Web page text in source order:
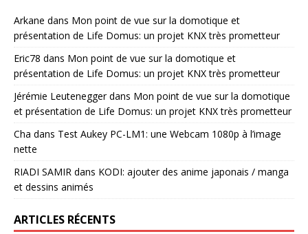
Arkane dans Mon point de vue sur la domotique et
présentation de Life Domus: un projet KNX très prometteur
Eric78 dans Mon point de vue sur la domotique et
présentation de Life Domus: un projet KNX très prometteur
Jérémie Leuteneggerdans Mon point de vue sur la domotique
et présentation de Life Domus: un projet KNX très prometteur
Cha dans Test Aukey PC-LM1: une Webcam 1080p à l’image
nette
RIADI SAMIR dans KODI: ajouter des anime japonais / manga
et dessins animés
ARTICLES RÉCENTS